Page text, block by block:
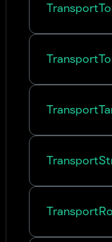
Transport
Transport
Transport
Transport
Transport